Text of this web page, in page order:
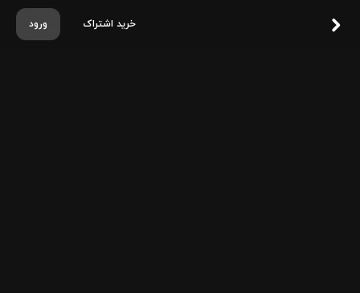
ورود خرید اشتراک